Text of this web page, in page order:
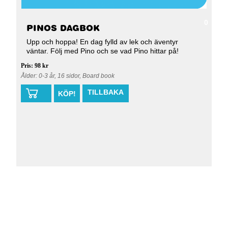
PINOS DAGBOK
Upp och hoppa! En dag fylld av lek och äventyr
väntar. Följ med Pino och se vad Pino hittar på!
Pris: 98 kr
Ålder: 0-3 år, 16 sidor, Board book
KÖP! TILLBAKA